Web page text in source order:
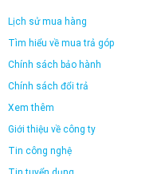
Lịch sử mua hàng
Tìm hiểu về mua trả góp
Chính sách bảo hành
Chính sách đổi trả
Xem thêm
Giới thiệu về công ty
Tin công nghệ